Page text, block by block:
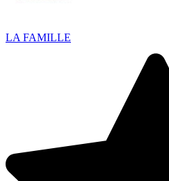
LA FAMILLE